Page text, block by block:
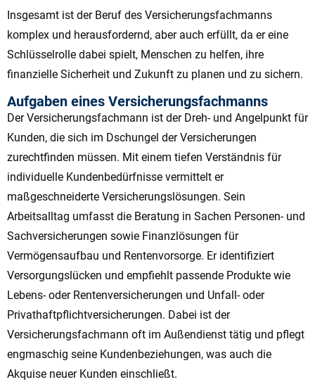
Insgesamt ist der Beruf des Versicherungsfachmanns
komplex und herausfordernd, aber auch erfüllt, da er eine
Schlüsselrolle dabei spielt, Menschen zu helfen, ihre
finanzielle Sicherheit und Zukunft zu planen und zu sichern.
Aufgaben eines Versicherungsfachmanns
Der Versicherungsfachmann ist der Dreh- und Angelpunkt für
Kunden, die sich im Dschungel der Versicherungen
zurechtfinden müssen. Mit einem tiefen Verständnis für
individuelle Kundenbedürfnisse vermittelt er
maßgeschneiderte Versicherungslösungen. Sein
Arbeitsalltag umfasst die Beratung in Sachen Personen- und
Sachversicherungen sowie Finanzlösungen für
Vermögensaufbau und Rentenvorsorge. Er identifiziert
Versorgungslücken und empfiehlt passende Produkte wie
Lebens- oder Rentenversicherungen und Unfall- oder
Privathaftpflichtversicherungen. Dabei ist der
Versicherungsfachmann oft im Außendienst tätig und pflegt
engmaschig seine Kundenbeziehungen, was auch die
Akquise neuer Kunden einschließt.